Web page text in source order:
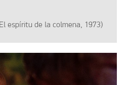
espíritu de la colmena, 1973)